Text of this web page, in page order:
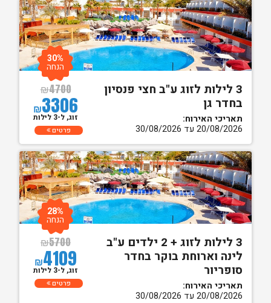
3 לילות לזוג ע"ב חצי פנסיון
בחדר גן
תאריכי האירוח:
20/08/2026 עד 30/08/2026
₪4700
₪3306
30%
הנחה
זוג, ל-3 לילות
פרטים
3 לילות לזוג + 2 ילדים ע"ב
לינה וארוחת בוקר בחדר
סופריור
תאריכי האירוח:
20/08/2026 עד 30/08/2026
₪5700
₪4109
28%
הנחה
זוג, ל-3 לילות
פרטים